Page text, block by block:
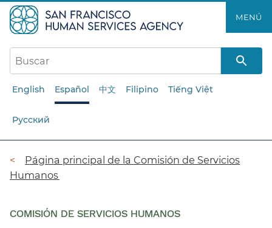
al
contenido
principal​​
MENÚ​​
English Español 中文 Filipino Tiếng Việt
Русский
Ruta
de
Página principal de la Comisión de Servicios
Humanos​​
COMISIÓN DE SERVICIOS HUMANOS